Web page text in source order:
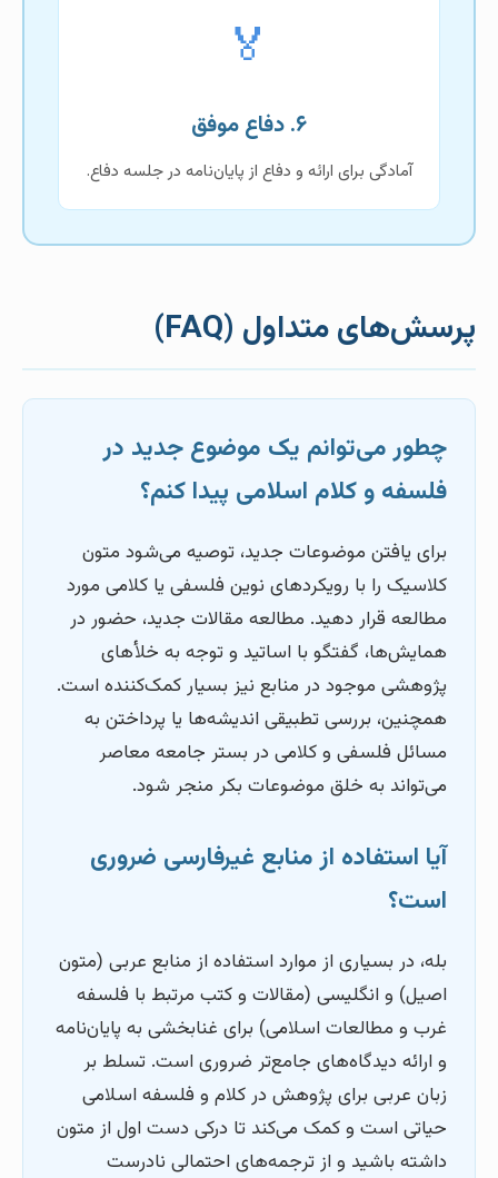
🏅
۶. دفاع موفق
آمادگی برای ارائه و دفاع از پایان‌نامه در جلسه دفاع.
پرسش‌های متداول (FAQ)
چطور می‌توانم یک موضوع جدید در
فلسفه و کلام اسلامی پیدا کنم؟
برای یافتن موضوعات جدید، توصیه می‌شود متون
کلاسیک را با رویکردهای نوین فلسفی یا کلامی مورد
مطالعه قرار دهید. مطالعه مقالات جدید، حضور در
همایش‌ها، گفتگو با اساتید و توجه به خلأهای
پژوهشی موجود در منابع نیز بسیار کمک‌کننده است.
همچنین، بررسی تطبیقی اندیشه‌ها یا پرداختن به
مسائل فلسفی و کلامی در بستر جامعه معاصر
می‌تواند به خلق موضوعات بکر منجر شود.
آیا استفاده از منابع غیرفارسی ضروری
است؟
بله، در بسیاری از موارد استفاده از منابع عربی (متون
اصیل) و انگلیسی (مقالات و کتب مرتبط با فلسفه
غرب و مطالعات اسلامی) برای غنابخشی به پایان‌نامه
و ارائه دیدگاه‌های جامع‌تر ضروری است. تسلط بر
زبان عربی برای پژوهش در کلام و فلسفه اسلامی
حیاتی است و کمک می‌کند تا درکی دست اول از متون
داشته باشید و از ترجمه‌های احتمالی نادرست